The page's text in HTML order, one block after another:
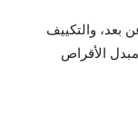
بعد، والتكييف
الأقراص